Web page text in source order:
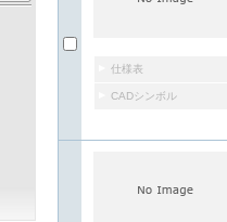
仕様表
CADシンボル